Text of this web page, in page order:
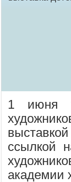
1 июня
ссылкой
академии